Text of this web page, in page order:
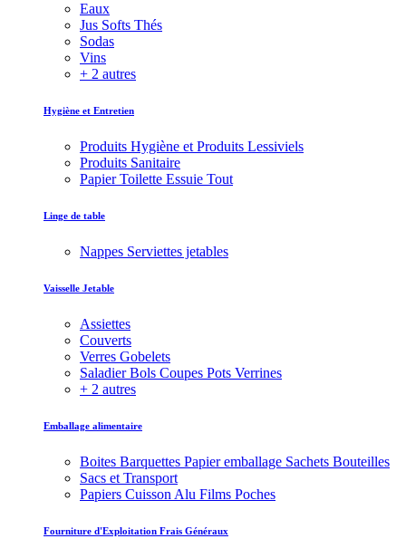
Eaux
Jus Softs Thés
Sodas
Vins
+ 2 autres
Hygiène et Entretien
Produits Hygiène et Produits Lessiviels
Produits Sanitaire
Papier Toilette Essuie Tout
Linge de table
Nappes Serviettes jetables
Vaisselle Jetable
Assiettes
Couverts
Verres Gobelets
Saladier Bols Coupes Pots Verrines
+ 2 autres
Emballage alimentaire
Boites Barquettes Papier emballage Sachets Bouteilles
Sacs et Transport
Papiers Cuisson Alu Films Poches
Fourniture d'Exploitation Frais Généraux